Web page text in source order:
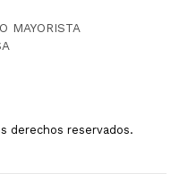
MAYORISTA
derechos reservados.